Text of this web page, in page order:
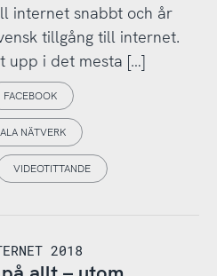
internet snabbt och år
tillgång till internet.
upp i det mesta […]
FACEBOOK
NÄTVERK
VIDEOTITTANDE
2018